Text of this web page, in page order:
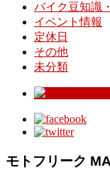
バイク豆知識
イベント情報
定休日
その他
未分類
モトフリーク